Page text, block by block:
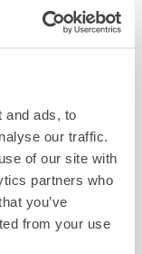
and ads, to
our traffic.
of our site with
partners who
you’ve
from your use